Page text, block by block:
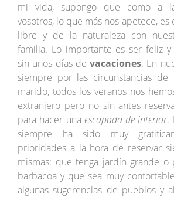
mi vida, supongo que como a
vosotros, lo que más nos apetece, es
libre y de la naturaleza con
familia. Lo importante es ser feliz
sin unos días devacaciones. En
siempre por las circunstancias
marido, todos los veranos nos
extranjero pero no sin antes
para hacer una escapada de interior.
siempre ha sido muy
prioridades a la hora de reservar
mismas: que tenga jardín grande o
barbacoa y que sea muy
algunas sugerencias de pueblos y